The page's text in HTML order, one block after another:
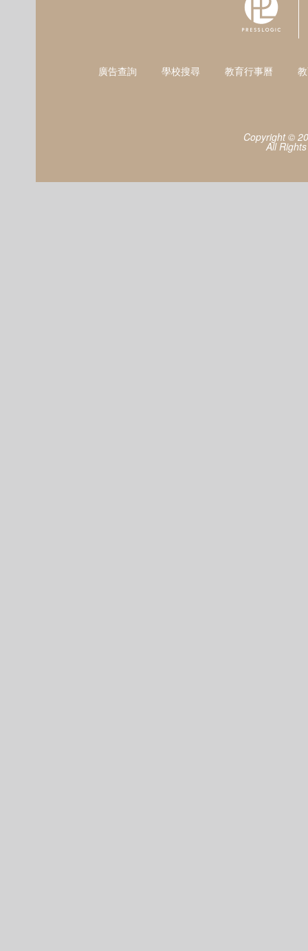
廣告查詢 學校搜尋 教育行事曆
Copyright ©
All